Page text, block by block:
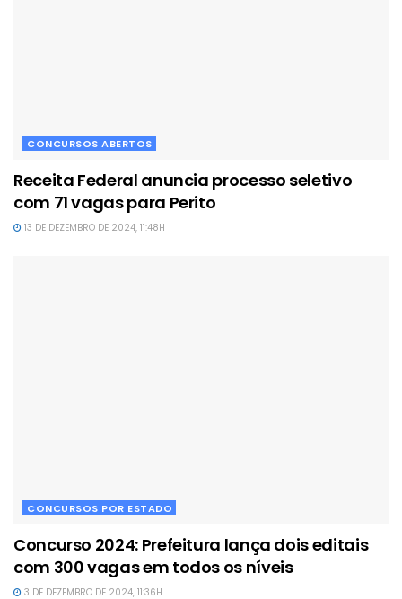
CONCURSOS ABERTOS
Receita Federal anuncia processo seletivo
com 71 vagas para Perito
13 DE DEZEMBRO DE 2024, 11:48H
CONCURSOS POR ESTADO
Concurso 2024: Prefeitura lança dois editais
com 300 vagas em todos os níveis
3 DE DEZEMBRO DE 2024, 11:36H